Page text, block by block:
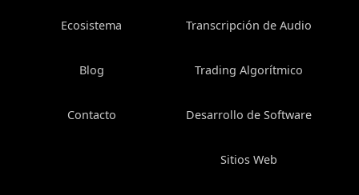
Ecosistema
Blog
Contacto
Transcripción de Audio
Trading Algorítmico
Desarrollo de Software
Sitios Web